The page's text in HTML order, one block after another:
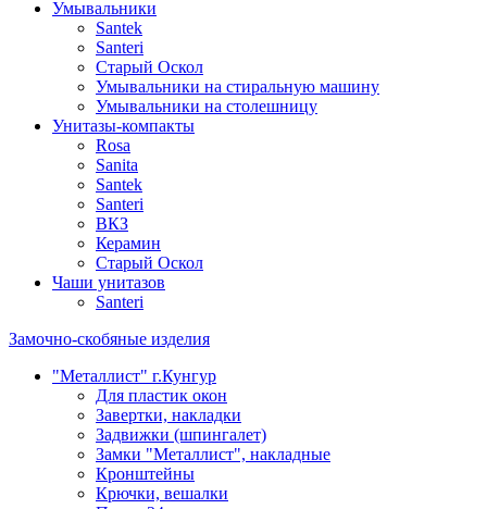
Умывальники
Santek
Santeri
Старый Оскол
Умывальники на стиральную машину
Умывальники на столешницу
Унитазы-компакты
Rosa
Sanita
Santek
Santeri
ВКЗ
Керамин
Старый Оскол
Чаши унитазов
Santeri
Замочно-скобяные изделия
"Металлист" г.Кунгур
Для пластик окон
Завертки, накладки
Задвижки (шпингалет)
Замки "Металлист", накладные
Кронштейны
Крючки, вешалки